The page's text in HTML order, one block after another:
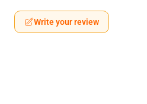
Write your review